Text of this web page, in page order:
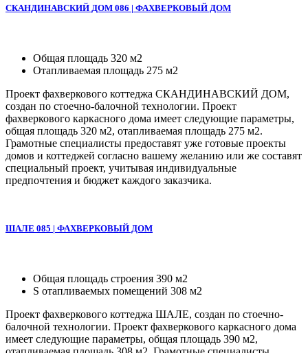
СКАНДИНАВСКИЙ ДОМ 086 | ФАХВЕРКОВЫЙ ДОМ
Общая площадь 320 м2
Отапливаемая площадь 275 м2
Проект фахверкового коттеджа СКАНДИНАВСКИЙ ДОМ,
создан по стоечно-балочной технологии. Проект
фахверкового каркасного дома имеет следующие параметры,
общая площадь 320 м2, отапливаемая площадь 275 м2.
Грамотные специалисты предоставят уже готовые проекты
домов и коттеджей согласно вашему желанию или же составят
специальный проект, учитывая индивидуальные
предпочтения и бюджет каждого заказчика.
ШАЛЕ 085 | ФАХВЕРКОВЫЙ ДОМ
Общая площадь строения 390 м2
S отапливаемых помещений 308 м2
Проект фахверкового коттеджа ШАЛЕ, создан по стоечно-
балочной технологии. Проект фахверкового каркасного дома
имеет следующие параметры, общая площадь 390 м2,